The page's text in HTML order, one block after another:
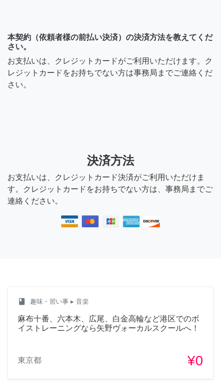
本契約（依頼者様の前払い決済）の決済方法を教えてくだ
さい。
お支払いは、クレジットカードがご利用いただけます。ク
レジットカードをお持ちでない方は事務局までご連絡くだ
さい。
決済方法
お支払いは、クレジットカード決済がご利用いただけま
す。クレジットカードをお持ちでない方は、事務局までご
連絡ください。
class 趣味・習い事 ▸ 音楽
麻布十番、六本木、広尾、白金高輪など港区でのボ
イストレーニングなら矢野ヴォーカルスクールへ！
東京都 ¥0